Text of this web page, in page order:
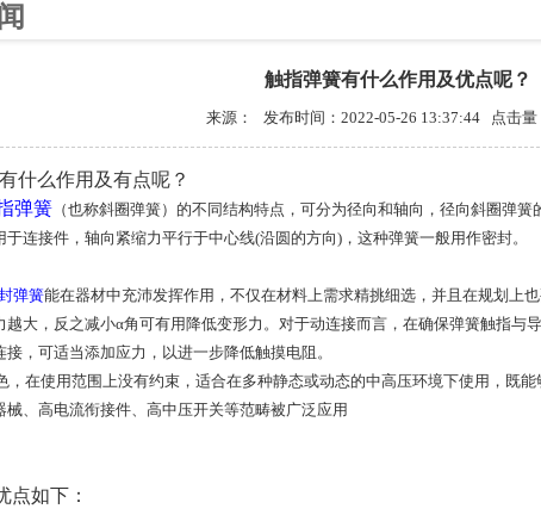
触指弹簧有什么作用及优点呢？
来源： 发布时间：2022-05-26 13:37:44 点击量
什么作用及有点呢？
弹簧 （也称斜圈弹簧）的不同结构特点，可分为径向和轴向，径向斜圈弹
于连接件，轴向紧缩力平行于中心线(沿圆的方向)，这种弹簧一般用作密封。
弹簧能在器材中充沛发挥作用，不仅在材料上需求精挑细选，并且在规划上
越大，反之减小α角可有用降低变形力。对于动连接而言，在确保弹簧触指与
接，可适当添加应力，以进一步降低触摸电阻。
在使用范围上没有约束，适合在多种静态或动态的中高压环境下使用，既能
械、高电流衔接件、高中压开关等范畴被广泛应用
点如下：